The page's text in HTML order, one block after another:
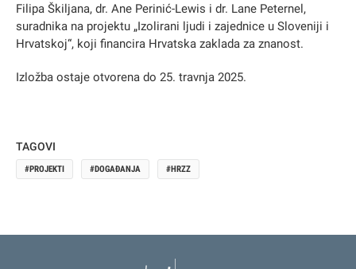
Filipa Škiljana, dr. Ane Perinić-Lewis i dr. Lane Peternel,
suradnika na projektu „Izolirani ljudi i zajednice u Sloveniji i
Hrvatskoj“, koji financira Hrvatska zaklada za znanost.
Izložba ostaje otvorena do 25. travnja 2025.
TAGOVI
PROJEKTI DOGAĐANJA HRZZ